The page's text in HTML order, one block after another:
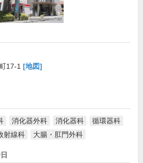
17-1 [地図]
消化器外科 消化器科
循環器科
射線科 大腸・肛門外科